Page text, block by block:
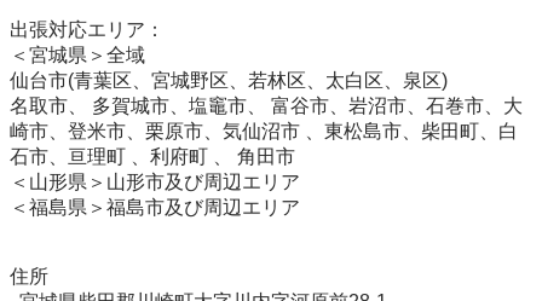
出張対応エリア：
＜宮城県＞全域
仙台市(青葉区、宮城野区、若林区、太白区、泉区)
名取市、 多賀城市、塩竈市、 富谷市、岩沼市、石巻市、大
崎市、登米市、栗原市、気仙沼市 、東松島市、柴田町、白
石市、亘理町 、利府町 、 角田市
＜山形県＞山形市及び周辺エリア
＜福島県＞福島市及び周辺エリア
住所